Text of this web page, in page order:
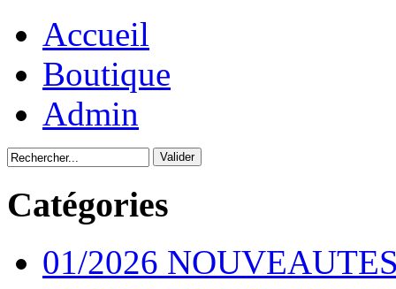
Accueil
Boutique
Admin
Catégories
01/2026